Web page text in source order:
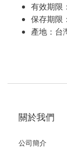
有效期限
保存期限
產地：台
關於我們
公司簡介